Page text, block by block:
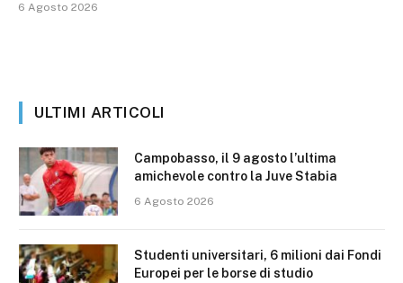
6 Agosto 2026
ULTIMI ARTICOLI
Campobasso, il 9 agosto l’ultima
amichevole contro la Juve Stabia
6 Agosto 2026
Studenti universitari, 6 milioni dai Fondi
Europei per le borse di studio